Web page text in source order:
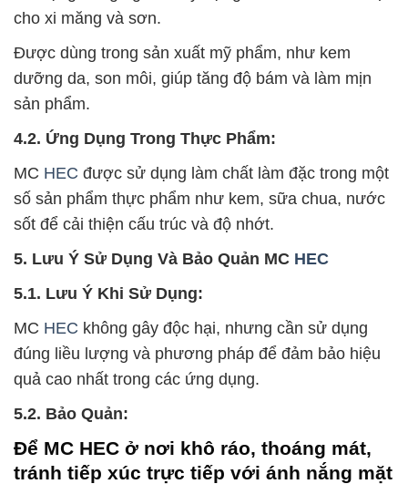
cho xi măng và sơn.
Được dùng trong sản xuất mỹ phẩm, như kem
dưỡng da, son môi, giúp tăng độ bám và làm mịn
sản phẩm.
4.2. Ứng Dụng Trong Thực Phẩm:
MC HEC được sử dụng làm chất làm đặc trong một
số sản phẩm thực phẩm như kem, sữa chua, nước
sốt để cải thiện cấu trúc và độ nhớt.
5. Lưu Ý Sử Dụng Và Bảo Quản MC HEC
5.1. Lưu Ý Khi Sử Dụng:
MC HEC không gây độc hại, nhưng cần sử dụng
đúng liều lượng và phương pháp để đảm bảo hiệu
quả cao nhất trong các ứng dụng.
5.2. Bảo Quản:
Để MC HEC ở nơi khô ráo, thoáng mát,
tránh tiếp xúc trực tiếp với ánh nắng mặt